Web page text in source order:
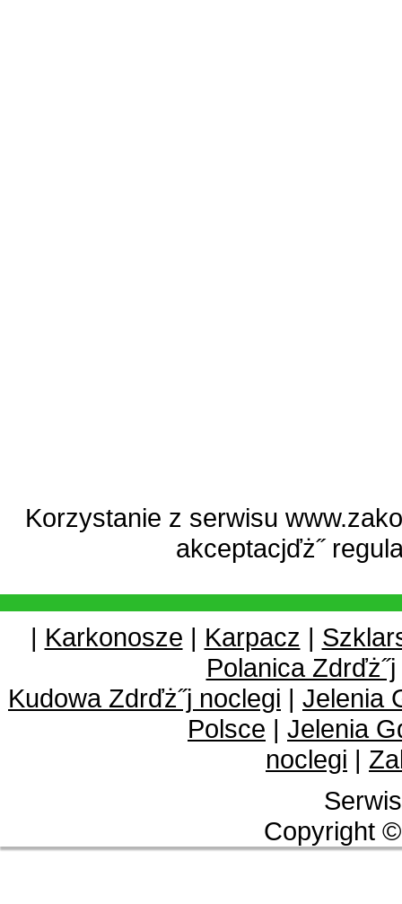
Korzystanie z serwisu
akceptacjďż˝
| Karkonosze | Karpacz |
Polanica Zdrďż˝j
Kudowa Zdrďż˝j noclegi | Jelenia
Polsce | Jelenia
noclegi |
Copyright